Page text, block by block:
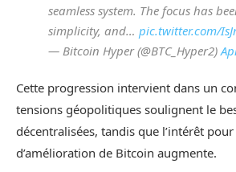
seamless system. The focus has
simplicity, and… pic.twitter.com/
— Bitcoin Hyper (@BTC_Hyper2)
Cette progression intervient dans un
tensions géopolitiques soulignent le
décentralisées, tandis que l’intérêt
d’amélioration de Bitcoin augmente.